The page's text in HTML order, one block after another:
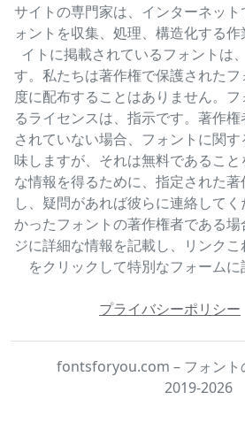
サイトの専門家は、インターネッ
ォントを収集、処理、構造化する
イトに掲載されているフォントは
す。私たちは著作権で保護された
度に配布することはありません。
るライセンスは、指示です。著作
されていない場合、フォントに関
味しますが、それは無料であるこ
な情報を得るために、指定された
し、疑問があれば彼らに連絡して
かったフォントの著作権者である
ジに詳細な情報を記載し、リンク
をクリックして特別なフォームに
プライバシーポリシー
fontsforyou.com – フォント
2019-2026